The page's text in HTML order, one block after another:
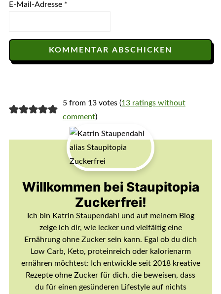
E-Mail-Adresse *
5 from 13 votes (13 ratings without
comment)
Willkommen bei Staupitopia
Zuckerfrei!
Ich bin Katrin Staupendahl und auf meinem Blog
zeige ich dir, wie lecker und vielfältig eine
Ernährung ohne Zucker sein kann. Egal ob du dich
Low Carb, Keto, proteinreich oder kalorienarm
ernähren möchtest: Ich entwickle seit 2018 kreative
Rezepte ohne Zucker für dich, die beweisen, dass
du für einen gesünderen Lifestyle auf nichts